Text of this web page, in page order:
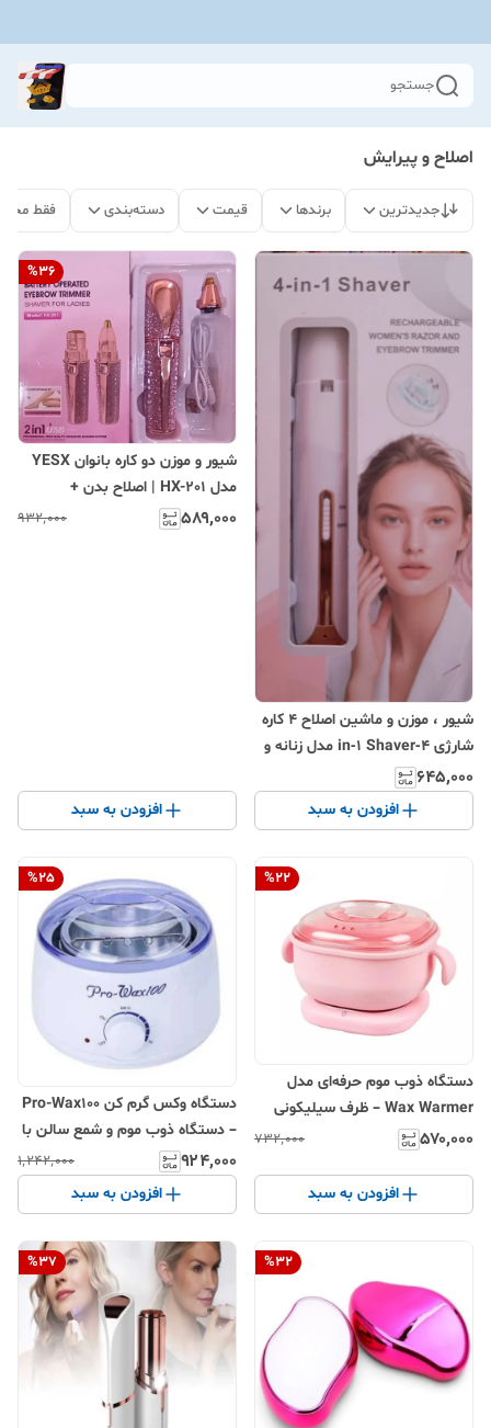
جستجو
اصلاح و پیرایش
جدیدترین برندها قیمت دسته‌بندی فقط
شیور ، موزن و ماشین اصلاح ۴ کاره
شارژی 4‑in‑1 Shaver مدل زنانه و
ابرو
۶۴۵٬۰۰۰
افزودن به سبد
%36
شیور و موزن دو کاره بانوان YESX
مدل HX-201 | اصلاح بدن +
فرم‌دهنده ابرو با شارژ USB
۵۸۹٬۰۰۰ ۹۳۲٬۰۰۰
افزودن به سبد
%22
دستگاه ذوب موم حرفه‌ای مدل
Wax Warmer – ظرف سیلیکونی
نچسب با توان ۱۰۰ وات، فاقد دکمه
اتصال به برق)، قابل استفاده برای
موهای صورت، دست، پا و بیکینی
۵۷۰٬۰۰۰ ۷۳۲٬۰۰۰
افزودن به سبد
%25
دستگاه وکس گرم کن Pro-Wax100
– دستگاه ذوب موم و شمع سالن با
کویل گرمایش ۳۶۰ درجه، درب
شفاف و دارای ظرف آلومینیوم
۹۲۴٬۰۰۰ ۱٬۲۴۲٬۰۰۰
افزودن به سبد
%32
%37